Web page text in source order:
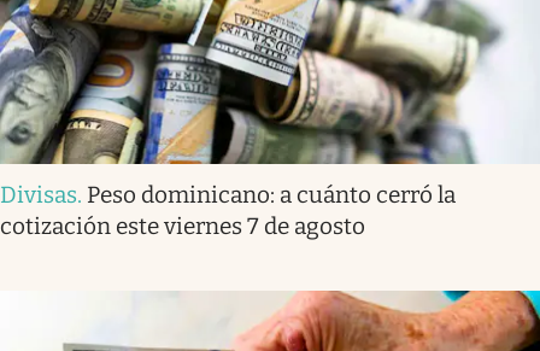
Divisas. Peso dominicano: a cuánto cerró la
cotización este viernes 7 de agosto